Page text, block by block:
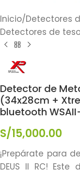
Inicio/Detectores
Detectores de
Detector de
(34x28cm +
bluetooth
S/15,000.00
¡Prepárate para
DEUS II RC!